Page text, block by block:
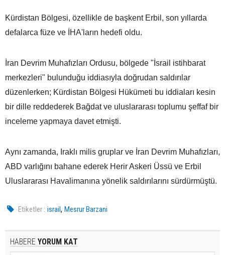
Kürdistan Bölgesi, özellikle de başkent Erbil, son yıllarda
defalarca füze ve İHA'ların hedefi oldu.
İran Devrim Muhafızları Ordusu, bölgede "İsrail istihbarat
merkezleri" bulunduğu iddiasıyla doğrudan saldırılar
düzenlerken; Kürdistan Bölgesi Hükümeti bu iddiaları kesin
bir dille reddederek Bağdat ve uluslararası toplumu şeffaf bir
inceleme yapmaya davet etmişti.
Aynı zamanda, Iraklı milis gruplar ve İran Devrim Muhafızları,
ABD varlığını bahane ederek Herir Askeri Üssü ve Erbil
Uluslararası Havalimanına yönelik saldırılarını sürdürmüştü.
Etiketler : israil,Mesrur Barzani
HABERE YORUM KAT